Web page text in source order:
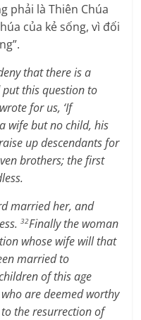
phải là Thiên Chúa
của kẻ sống, vì đối
that there is a
this question to
for us, ‘If
wife but no child, his
up descendants for
brothers; the first
married her, and
32Finally the woman
whose wife will that
married to
of this age
are deemed worthy
the resurrection of